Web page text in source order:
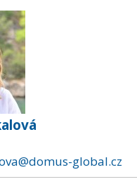
global.cz